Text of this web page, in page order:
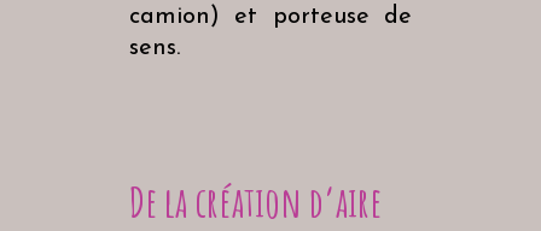
camion) et porteuse de
sens.
De la création d’aire